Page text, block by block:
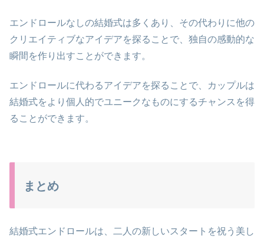
エンドロールなしの結婚式は多くあり、その代わりに他の
クリエイティブなアイデアを探ることで、独自の感動的な
瞬間を作り出すことができます。
エンドロールに代わるアイデアを探ることで、カップルは
結婚式をより個人的でユニークなものにするチャンスを得
ることができます。
まとめ
結婚式エンドロールは、二人の新しいスタートを祝う美し